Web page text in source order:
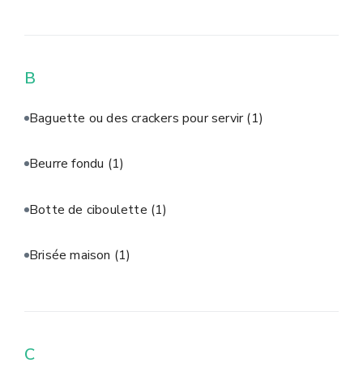
B
Baguette ou des crackers pour servir(1)
Beurre fondu (1)
Botte de ciboulette (1)
Brisée maison (1)
C